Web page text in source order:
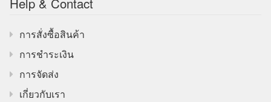
การสั่งซื้อสินค้า
การชำระเงิน
การจัดส่ง
เกี่ยวกับเรา